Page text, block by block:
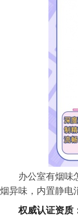
办公室有烟味
烟异味，内置静电
权威认证资质